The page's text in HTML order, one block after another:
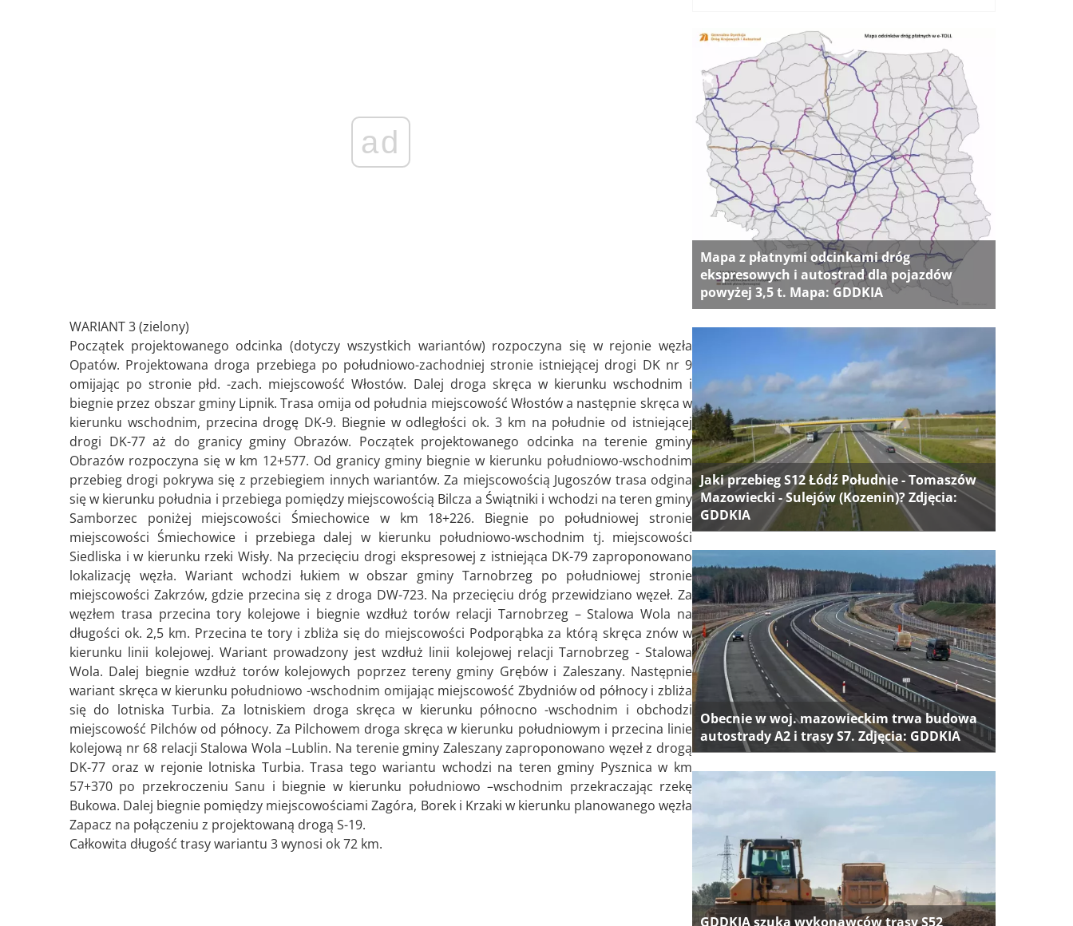
ad
WARIANT 3 (zielony)
Początek projektowanego odcinka (dotyczy wszystkich wariantów) rozpoczyna się w rejonie węzła
Opatów. Projektowana droga przebiega po południowo-zachodniej stronie istniejącej drogi DK nr 9
omijając po stronie płd. -zach. miejscowość Włostów. Dalej droga skręca w kierunku wschodnim i
biegnie przez obszar gminy Lipnik. Trasa omija od południa miejscowość Włostów a następnie skręca w
kierunku wschodnim, przecina drogę DK-9. Biegnie w odległości ok. 3 km na południe od istniejącej
drogi DK-77 aż do granicy gminy Obrazów. Początek projektowanego odcinka na terenie gminy
Obrazów rozpoczyna się w km 12+577. Od granicy gminy biegnie w kierunku południowo-wschodnim
przebieg drogi pokrywa się z przebiegiem innych wariantów. Za miejscowością Jugoszów trasa odgina
się w kierunku południa i przebiega pomiędzy miejscowością Bilcza a Świątniki i wchodzi na teren gminy
Samborzec poniżej miejscowości Śmiechowice w km 18+226. Biegnie po południowej stronie
miejscowości Śmiechowice i przebiega dalej w kierunku południowo-wschodnim tj. miejscowości
Siedliska i w kierunku rzeki Wisły. Na przecięciu drogi ekspresowej z istniejąca DK-79 zaproponowano
lokalizację węzła. Wariant wchodzi łukiem w obszar gminy Tarnobrzeg po południowej stronie
miejscowości Zakrzów, gdzie przecina się z droga DW-723. Na przecięciu dróg przewidziano węzeł. Za
węzłem trasa przecina tory kolejowe i biegnie wzdłuż torów relacji Tarnobrzeg – Stalowa Wola na
długości ok. 2,5 km. Przecina te tory i zbliża się do miejscowości Podporąbka za którą skręca znów w
kierunku linii kolejowej. Wariant prowadzony jest wzdłuż linii kolejowej relacji Tarnobrzeg - Stalowa
Wola. Dalej biegnie wzdłuż torów kolejowych poprzez tereny gminy Grębów i Zaleszany. Następnie
wariant skręca w kierunku południowo -wschodnim omijając miejscowość Zbydniów od północy i zbliża
się do lotniska Turbia. Za lotniskiem droga skręca w kierunku północno -wschodnim i obchodzi
miejscowość Pilchów od północy. Za Pilchowem droga skręca w kierunku południowym i przecina linie
kolejową nr 68 relacji Stalowa Wola –Lublin. Na terenie gminy Zaleszany zaproponowano węzeł z drogą
DK-77 oraz w rejonie lotniska Turbia. Trasa tego wariantu wchodzi na teren gminy Pysznica w km
57+370 po przekroczeniu Sanu i biegnie w kierunku południowo –wschodnim przekraczając rzekę
Bukowa. Dalej biegnie pomiędzy miejscowościami Zagóra, Borek i Krzaki w kierunku planowanego węzła
Zapacz na połączeniu z projektowaną drogą S-19.
Całkowita długość trasy wariantu 3 wynosi ok 72 km.
Mapa z płatnymi odcinkami dróg
ekspresowych i autostrad dla pojazdów
powyżej 3,5 t. Mapa: GDDKIA
Jaki przebieg S12 Łódź Południe - Tomaszów
Mazowiecki - Sulejów (Kozenin)? Zdjęcia:
GDDKIA
Obecnie w woj. mazowieckim trwa budowa
autostrady A2 i trasy S7. Zdjęcia: GDDKIA
GDDKIA szuka wykonawców trasy S52